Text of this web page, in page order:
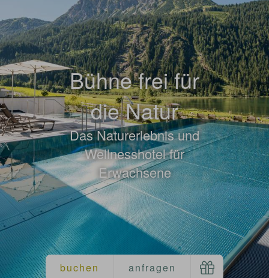
Bühne frei für
die Natur
Das Naturerlebnis und
Wellnesshotel für
Erwachsene